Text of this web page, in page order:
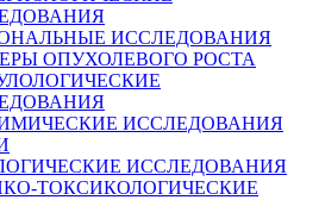
ИССЛЕДОВАНИЯ
ОПУХОЛЕВОГО РОСТА
ИССЛЕДОВАНИЯ
ИССЛЕДОВАНИЯ
ТОКСИКОЛОГИЧЕСКИЕ